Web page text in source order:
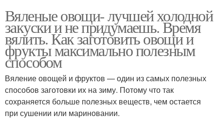
Вяленые овощи- лучшей холодной
закуски и не придумаешь. Время
вялить. Как заготовить овощи и
фрукты максимально полезным
способом
Вяление овощей и фруктов — один из самых полезных
способов заготовки их на зиму. Потому что так
сохраняется больше полезных веществ, чем остается
при сушении или мариновании.